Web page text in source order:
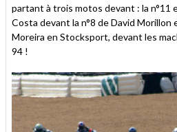
partant à trois motos devant : la n°11
Costa devant la n°8 de David Morillon
Moreira en Stocksport, devant les
94 !